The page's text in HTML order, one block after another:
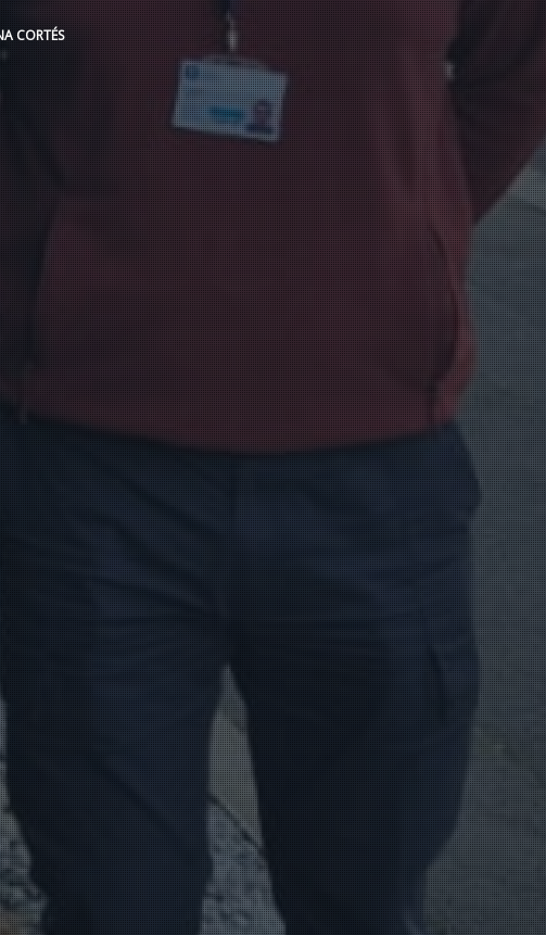
CORTÉS